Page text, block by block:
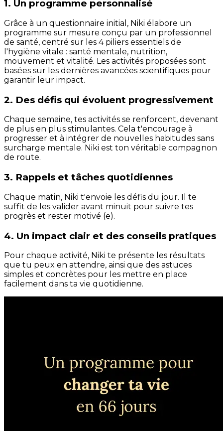
1. Un programme personnalisé
Grâce à un questionnaire initial, Niki élabore un
programme sur mesure conçu par un professionnel
de santé, centré sur les 4 piliers essentiels de
l'hygiène vitale : santé mentale, nutrition,
mouvement et vitalité. Les activités proposées sont
basées sur les dernières avancées scientifiques pour
garantir leur impact.
2. Des défis qui évoluent progressivement
Chaque semaine, tes activités se renforcent, devenant
de plus en plus stimulantes. Cela t'encourage à
progresser et à intégrer de nouvelles habitudes sans
surcharge mentale. Niki est ton véritable compagnon
de route.
3. Rappels et tâches quotidiennes
Chaque matin, Niki t'envoie les défis du jour. Il te
suffit de les valider avant minuit pour suivre tes
progrès et rester motivé (e).
4. Un impact clair et des conseils pratiques
Pour chaque activité, Niki te présente les résultats
que tu peux en attendre, ainsi que des astuces
simples et concrètes pour les mettre en place
facilement dans ta vie quotidienne.